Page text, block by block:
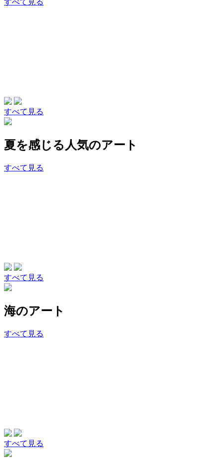
すべて見る
すべて見る
夏を感じる人気のアート
すべて見る
すべて見る
海のアート
すべて見る
すべて見る